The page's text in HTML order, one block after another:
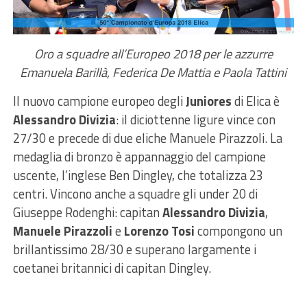
Oro a squadre all’Europeo 2018 per le azzurre
Emanuela Barillà, Federica De Mattia e Paola Tattini
Il nuovo campione europeo degliJunioresdi Elica è
Alessandro Divizia: il diciottenne ligure vince con
27/30 e precede di due eliche Manuele Pirazzoli. La
medaglia di bronzo è appannaggio del campione
uscente, l’inglese Ben Dingley, che totalizza 23
centri. Vincono anche a squadre gli under 20 di
Giuseppe Rodenghi: capitanAlessandro Divizia,
Manuele Pirazzolie Lorenzo Tosicompongono un
brillantissimo 28/30 e superano largamente i
coetanei britannici di capitan Dingley.